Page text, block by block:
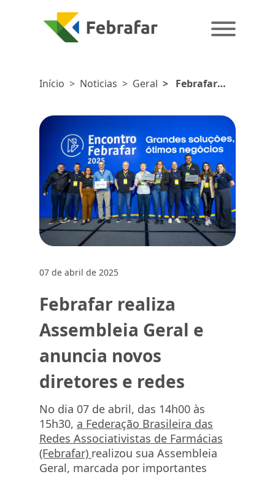
Início > Noticias > Geral > Febrafar
Assembleia
Geral e anuncia
novos diretores
e redes
07 de abril de 2025
Febrafar realiza
Assembleia Geral e
anuncia novos
diretores e redes
No dia 07 de abril, das 14h00 às
15h30, a Federação Brasileira das
Redes Associativistas de Farmácias
(Febrafar) realizou sua Assembleia
Geral, marcada por importantes